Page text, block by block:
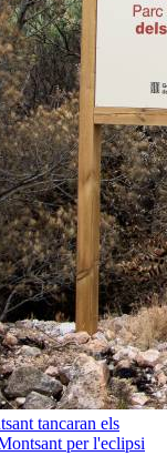
tancaran els
per l'eclipsi